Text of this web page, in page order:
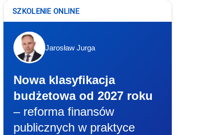
SZKOLENIE ONLINE
Jarosław Jurga
Nowa klasyfikacja
budżetowa od 2027 roku
– reforma finansów
publicznych w praktyce